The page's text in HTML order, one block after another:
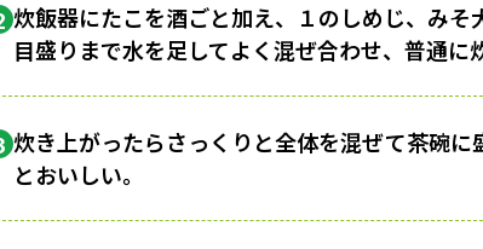
炊飯器にたこを酒ごと加え、１のしめじ、み
目盛りまで水を足してよく混ぜ合わせ、普通に
炊き上がったらさっくりと全体を混ぜて茶碗
とおいしい。